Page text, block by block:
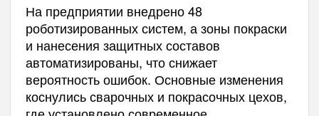
На предприятии внедрено 48
роботизированных систем, а зоны покраски
и нанесения защитных составов
автоматизированы, что снижает
вероятность ошибок. Основные изменения
коснулись сварочных и покрасочных цехов,